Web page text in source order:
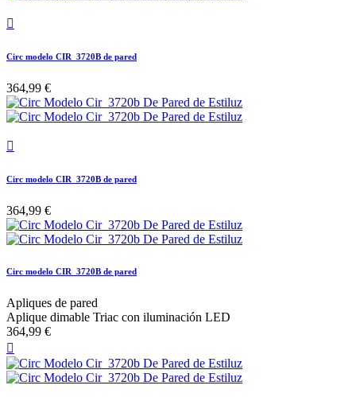

Circ modelo CIR_3720B de pared
364,99 €

Circ modelo CIR_3720B de pared
364,99 €
Circ modelo CIR_3720B de pared
Apliques de pared
Aplique dimable Triac con iluminación LED
364,99 €
